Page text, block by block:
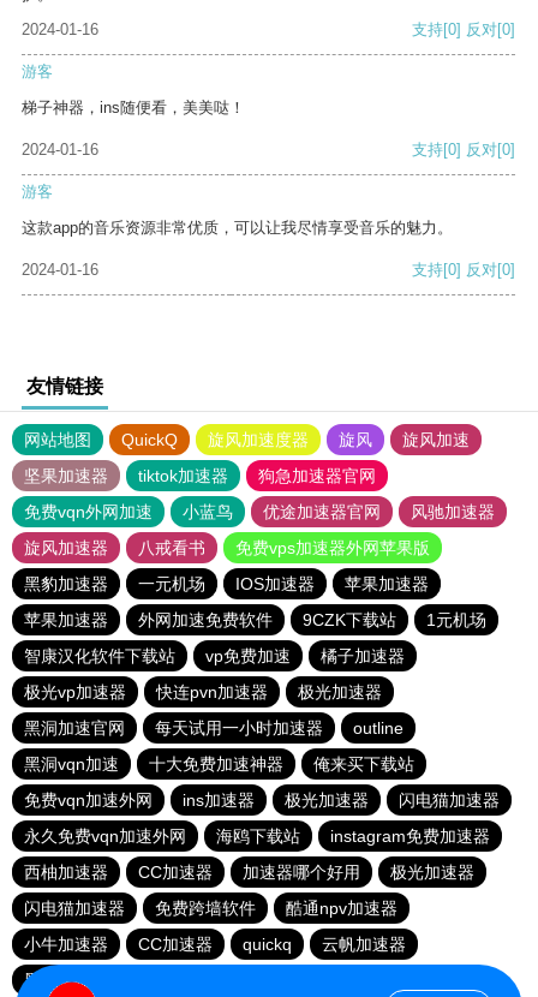
2024-01-16
支持[0] 反对[0]
游客
梯子神器，ins随便看，美美哒！
2024-01-16 支持[0] 反对[0]
游客
这款app的音乐资源非常优质，可以让我尽情享受音乐的魅力。
2024-01-16 支持[0] 反对[0]
友情链接
网站地图 QuickQ 旋风加速度器 旋风
旋风加速
坚果加速器
tiktok加速器
狗急加速器官网
免费vqn外网加速
小蓝鸟 优途加速器官网
风驰加速器
旋风加速器
八戒看书
免费vps加速器外网苹果版
黑豹加速器
一元机场 IOS加速器
苹果加速器
苹果加速器
外网加速免费软件 9CZK下载站
1元机场
智康汉化软件下载站
vp免费加速
橘子加速器
极光vp加速器
快连pvn加速器
极光加速器
黑洞加速官网
每天试用一小时加速器
outline
黑洞vqn加速
十大免费加速神器
俺来买下载站
免费vqn加速外网
ins加速器 极光加速器
闪电猫加速器
永久免费vqn加速外网
海鸥下载站
instagram免费加速器
西柚加速器
CC加速器 加速器哪个好用
极光加速器
闪电猫加速器
免费跨墙软件
酷通npv加速器
小牛加速器
CC加速器 quickq
云帆加速器
黑洞vp永久加速器